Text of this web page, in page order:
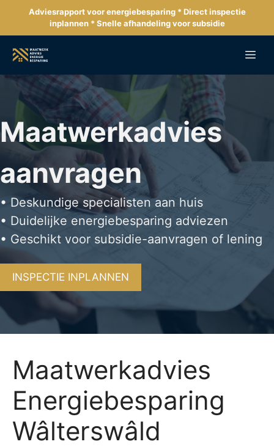
de
inhoud
Adviesrapport voor energiebesparing * Direct inspectie
inplannen * Snelle afhandeling voor subsidie
Maatwerkadvies
aanvragen
• Deskundige specialisten aan huis
• Duidelijke energiebesparing adviezen
• Geschikt voor subsidie-aanvragen of lening
INSPECTIE INPLANNEN
Maatwerkadvies
Energiebesparing
Wâlterswâld